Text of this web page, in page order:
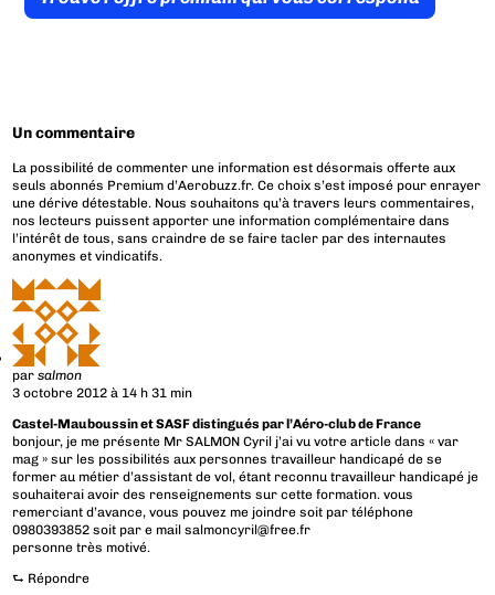
Un commentaire
La possibilité de commenter une information est désormais offerte aux
seuls abonnés Premium d’Aerobuzz.fr. Ce choix s’est imposé pour enrayer
une dérive détestable. Nous souhaitons qu’à travers leurs commentaires,
nos lecteurs puissent apporter une information complémentaire dans
l’intérêt de tous, sans craindre de se faire tacler par des internautes
anonymes et vindicatifs.
parsalmon
3 octobre 2012 à 14 h 31 min
Castel-Mauboussin et SASF distingués par l’Aéro-club de France
bonjour, je me présente Mr SALMON Cyril j’ai vu votre article dans « var
mag » sur les possibilités aux personnes travailleur handicapé de se
former au métier d’assistant de vol, étant reconnu travailleur handicapé je
souhaiterai avoir des renseignements sur cette formation. vous
remerciant d’avance, vous pouvez me joindre soit par téléphone
0980393852 soit par e mailsalmoncyril@free.fr
personne très motivé.
⮑ Répondre